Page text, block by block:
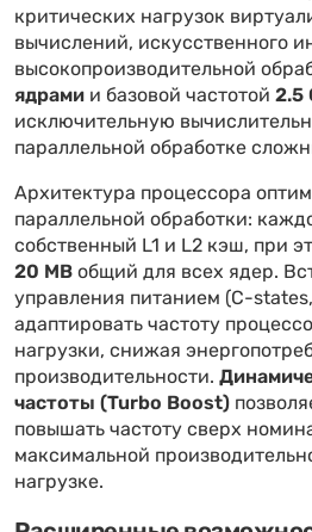
критических нагрузок
вычислений, искусственного
высокопроизводительной
ядрами и базовой частотой 2.5
исключительную
параллельной обработке
Архитектура процессора
параллельной обработки:
собственный L1 и L2 кэш, при
20 MBобщий для всех ядер.
управления питанием (C-
адаптировать частоту
нагрузки, снижая
производительности.
частоты (Turbo Boost)
повышать частоту сверх
максимальной
нагрузке.